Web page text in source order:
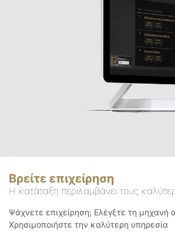
Βρείτε επιχείρηση
Η κατάταξη περιλαμβάνει τους
Ψάχνετε επιχείρηση; Ελέγξτε τη μηχανή
Χρησιμοποιήστε την καλύτερη υπηρεσία